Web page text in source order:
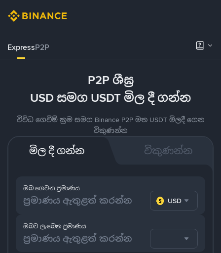
ExpressP2P
P2P ශීඝ්‍ර
USD සමග USDT මිල දී ගන්න
විවිධ ගෙවීම් ක්‍රම සමග Binance P2P මත USDT මිලදී ගෙන
විකුණන්න
මිල දී ගන්න විකුණන්න
ඔබ ගෙවන ප්‍රමාණය
USD
ඔබට ලැබෙන ප්‍රමාණය